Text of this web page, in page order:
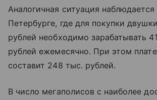
Аналогичная ситуация
Петербурге, где для покупки
рублей необходимо зарабатывать
рублей ежемесячно. При этом
составит 248 тыс. рублей.
В число мегаполисов с наиболее